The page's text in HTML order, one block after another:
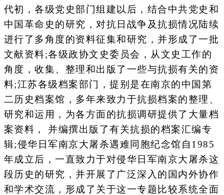
代初，各级党史部门组建以后，结合中共党史和
中国革命史的研究，对抗日战争及抗损情况陆续
进行了多角度的资料征集和研究，并形成了一批
文献资料;各级政协文史委员会，从文史工作的
角度，收集、整理和出版了一些与抗损有关的资
料;江苏各级档案部门，提别是在南京的中国第
二历史档案馆，多年来致力于抗损档案的整理、
研究和运用，为各方面的抗损调研提供了大量档
案资料， 并编撰出版了有关抗损的档案汇编专
辑;侵华日军南京大屠杀遇难同胞纪念馆自1985
年成立后，一直致力于对侵华日军南京大屠杀这
段历史的研究，并开展了广泛深入的国内外协作
和学术交流，形成了关于这一专题比较系统全面